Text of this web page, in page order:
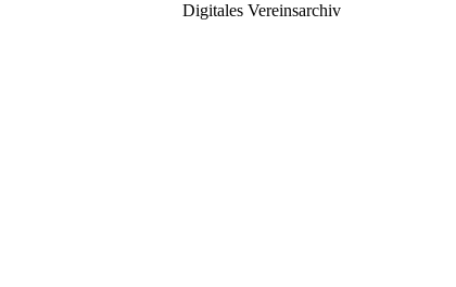
Digitales Vereinsarchiv